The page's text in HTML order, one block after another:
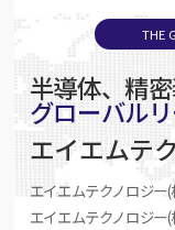
THE
半導体、精
グローバル
エイエムテ
エイエムテクノロジー
エイエムテクノロジー(